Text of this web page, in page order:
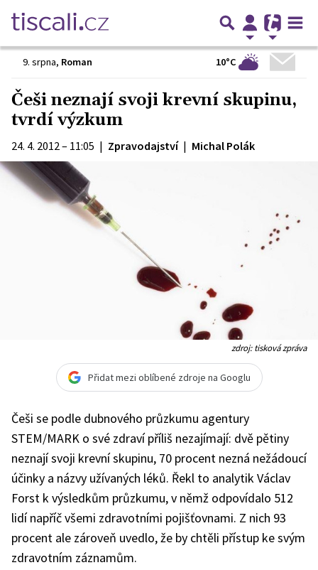
9. srpna, Roman 10°C
Češi neznají svoji krevní skupinu,
tvrdí výzkum
24. 4. 2012 – 11:05 | Zpravodajství | Michal Polák
zdroj: tisková zpráva
Přidat mezi oblíbené zdroje na Googlu
Češi se podle dubnového průzkumu agentury
STEM/MARK o své zdraví příliš nezajímají: dvě pětiny
neznají svoji krevní skupinu, 70 procent nezná nežádoucí
účinky a názvy užívaných léků. Řekl to analytik Václav
Forst k výsledkům průzkumu, v němž odpovídalo 512
lidí napříč všemi zdravotními pojišťovnami. Z nich 93
procent ale zároveň uvedlo, že by chtěli přístup ke svým
zdravotním záznamům.